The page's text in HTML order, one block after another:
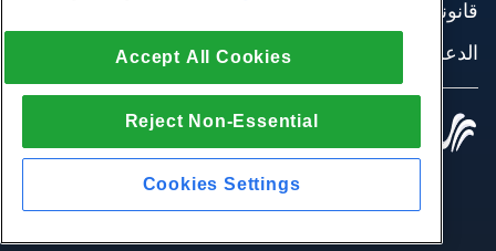
لينكس غير المدارة VPS
نوافذ غير مُدارة VPS
خوادم السحابة
موازن التحميل
تخزين الكتلة
مدونة
اتصل بنا
مراكز البيانات
إنضم لبرنامج
قانوني
شروط الخدمة
تطبيق القانون
اتفاقية الشراكة
الدعم
الدردشة الحية معنا
افتح تذكرة الدعم
مراسلتنا على البريد الاليكتروني
Accept All Cookies
Reject Non-Essential
Cookies Settings